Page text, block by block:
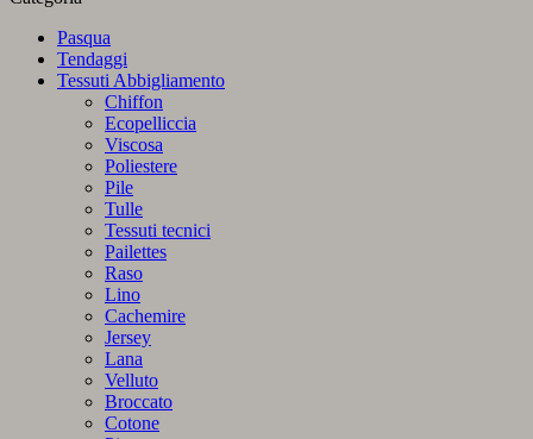
Pasqua
Tendaggi
Tessuti Abbigliamento
Chiffon
Ecopelliccia
Viscosa
Poliestere
Pile
Tulle
Tessuti tecnici
Pailettes
Raso
Lino
Cachemire
Jersey
Lana
Velluto
Broccato
Cotone